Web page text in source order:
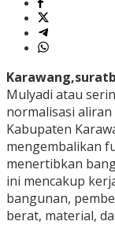
Mulyadi atau
normalisasi
Kabupaten
mengembalikan
menertibkan
ini mencakup
bangunan,
berat, material,